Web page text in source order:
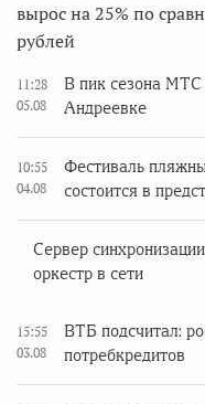
вырос на 25% по
рублей
11:28
05.08
В пик сезона МТС
Андреевке
10:55
04.08
Фестиваль
состоится в
Сервер
оркестр в сети
15:55
03.08
ВТБ подсчитал:
потребкредитов